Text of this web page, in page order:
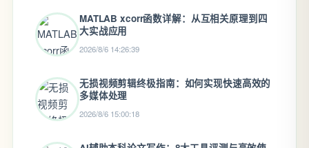
MATLAB xcorr函数详解：从互相关原理到四
大实战应用
2026/8/6 14:26:39
无损视频剪辑终极指南：如何实现快速高效的
多媒体处理
2026/8/6 15:00:18